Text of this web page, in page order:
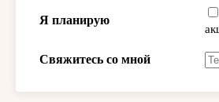
Я планирую
Свяжитесь со мной